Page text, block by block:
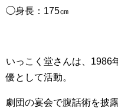
◯身長：175㎝
いっこく堂さんは、1986
優として活動。
劇団の宴会で腹話術を披